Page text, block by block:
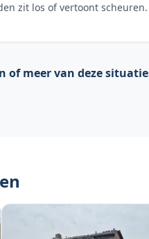
zit los of vertoont scheuren.
of meer van deze